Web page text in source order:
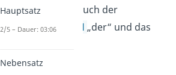
Nomen, sondern auch der
zugehörigeArtikel „der“ und das
Hauptsatz
2/5 – Dauer: 03:06
Nebensatz